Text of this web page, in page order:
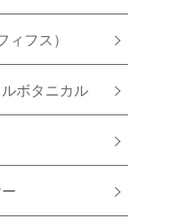
ィフス）
ボタニカル